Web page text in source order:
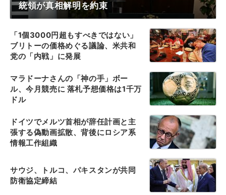
統領が真相解明を約束
「1個3000円超もすべきではない」
ブリトーの価格めぐる議論、米共和
党の「内戦」に発展
マラドーナさんの「神の手」ボー
ル、今月競売に 落札予想価格は1千万
ドル
ドイツでメルツ首相が辞任計画と主
張する偽動画拡散、背後にロシア系
情報工作組織
サウジ、トルコ、パキスタンが共同
防衛協定締結